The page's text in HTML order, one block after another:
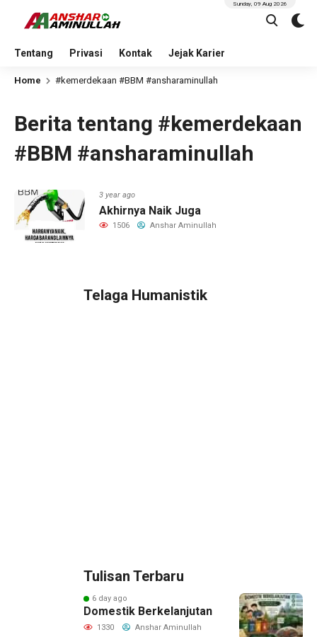
Tentang Privasi Kontak Jejak Karier
Sunday, 09 Aug 2026
Home #kemerdekaan #BBM #ansharaminullah
Berita tentang #kemerdekaan
#BBM #ansharaminullah
3 year ago
Akhirnya Naik Juga
1506 Anshar Aminullah
Telaga Humanistik
Tulisan Terbaru
6 day ago
Domestik Berkelanjutan
1330 Anshar Aminullah